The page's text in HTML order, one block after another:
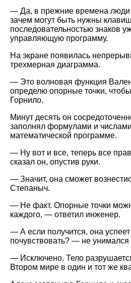
— Да, в прежние времена люди
зачем могут быть нужны
последовательностью знаков
управляющую программу.
На экране появилась
трехмерная диаграмма.
— Это волновая функция
определю опорные точки,
Горнило.
Минут десять он
заполнял формулами и
математической программе.
— Ну вот и все, теперь все
сказал он, опустив руки.
— Значит, она сможет
Степаныч.
— Не факт. Опорные точки
каждого, — ответил инженер.
— А если получится, она успеет
почувствовать? — не унимался
— Исключено. Тело
Втором мире в один и тот же